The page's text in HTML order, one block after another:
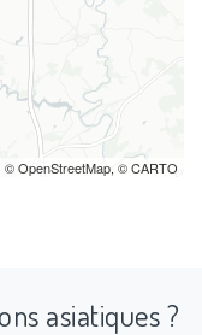
| © OpenStreetMap, © CARTO
asiatiques ?